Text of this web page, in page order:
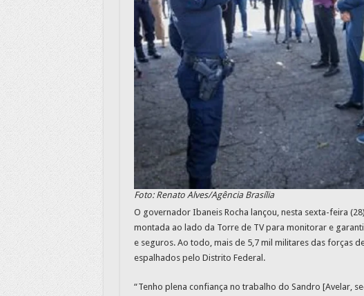
Foto: Renato Alves/Agência Brasília
O governador Ibaneis Rocha lançou, nesta sexta-feira
montada ao lado da Torre de TV para monitorar e
e seguros. Ao todo, mais de 5,7 mil militares das forças
espalhados pelo Distrito Federal.
“Tenho plena confiança no trabalho do Sandro [Avelar,